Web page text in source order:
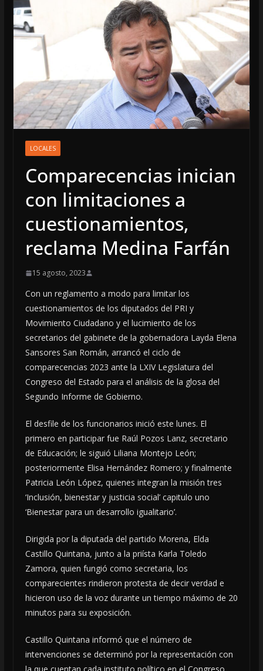
LOCALES
Comparecencias inician
con limitaciones a
cuestionamientos,
reclama Medina Farfán
15 agosto, 2023
Con un reglamento a modo para limitar los
cuestionamientos de los diputados del PRI y
Movimiento Ciudadano y el lucimiento de los
secretarios del gabinete de la gobernadora Layda Elena
Sansores San Román, arrancó el ciclo de
comparecencias 2023 ante la LXIV Legislatura del
Congreso del Estado para el análisis de la glosa del
Segundo Informe de Gobierno.
El desfile de los funcionarios inició este lunes. El
primero en participar fue Raúl Pozos Lanz, secretario
de Educación; le siguió Liliana Montejo León;
posteriormente Elisa Hernández Romero; y finalmente
Patricia León López, quienes integran la misión tres
‘Inclusión, bienestar y justicia social’ capitulo uno
‘Bienestar para un desarrollo igualitario’.
Dirigida por la diputada del partido Morena, Elda
Castillo Quintana, junto a la priísta Karla Toledo
Zamora, quien fungió como secretaria, los
comparecientes rindieron protesta de decir verdad e
hicieron uso de la voz durante un tiempo máximo de 20
minutos para su exposición.
Castillo Quintana informó que el número de
intervenciones se determinó por la representación con